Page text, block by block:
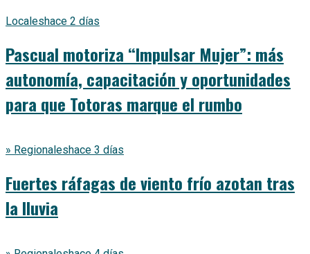
Localeshace 2 días
Pascual motoriza “Impulsar Mujer”: más
autonomía, capacitación y oportunidades
para que Totoras marque el rumbo
» Regionaleshace 3 días
Fuertes ráfagas de viento frío azotan tras
la lluvia